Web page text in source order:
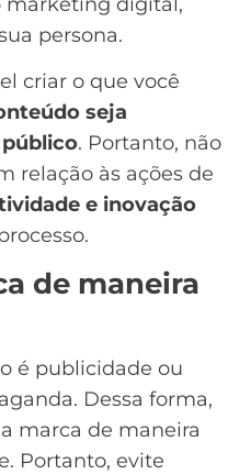
persona.
criar o que você
seja
. Portanto, não
relação às ações de
e inovação
de maneira
é publicidade ou
Dessa forma,
marca de maneira
Portanto, evite